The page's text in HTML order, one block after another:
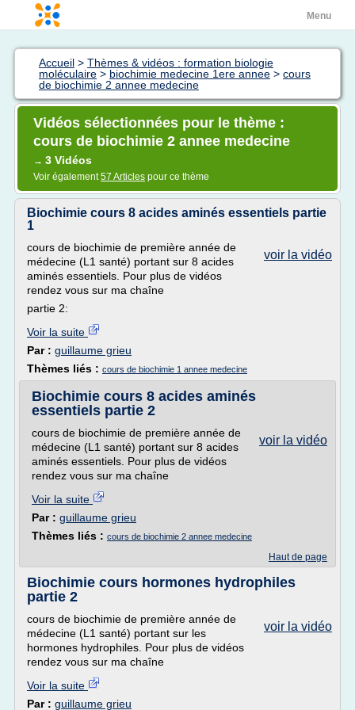
Menu
Accueil > Thèmes & vidéos : formation biologie
moléculaire > biochimie medecine 1ere annee > cours
de biochimie 2 annee medecine
Vidéos sélectionnées pour le thème :
cours de biochimie 2 annee medecine
→ 3 Vidéos
Voir également57 Articles pour ce thème
Biochimie cours 8 acides aminés essentiels partie
1
voir la vidéo
cours de biochimie de première année de
médecine (L1 santé) portant sur 8 acides
aminés essentiels. Pour plus de vidéos
rendez vous sur ma chaîne
partie 2:
Voir la suite
Par : guillaume grieu
Thèmes liés : cours de biochimie 1 annee medecine
Biochimie cours 8 acides aminés
essentiels partie 2
voir la vidéo
cours de biochimie de première année de
médecine (L1 santé) portant sur 8 acides
aminés essentiels. Pour plus de vidéos
rendez vous sur ma chaîne
Voir la suite
Par : guillaume grieu
Thèmes liés : cours de biochimie 2 annee medecine
Haut de page
Biochimie cours hormones hydrophiles
partie 2
voir la vidéo
cours de biochimie de première année de
médecine (L1 santé) portant sur les
hormones hydrophiles. Pour plus de vidéos
rendez vous sur ma chaîne
Voir la suite
Par : guillaume grieu